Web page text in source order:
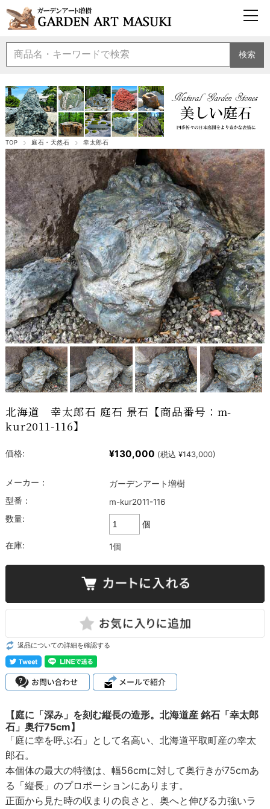
検索
TOP 庭石・天然石 幸太郎石
北海道 幸太郎石 庭石 景石【商品番号：m-
kur2011-116】
価格: ¥130,000 (税込 ¥143,000)
メーカー：
ガーデンアート増樹
型番：
m-kur2011-116
数量:
個
在庫: 1個
返品についての詳細を確認する
【庭に「深み」を刻む縦長の造形。北海道産 銘石「幸太郎
石」奥行75cm】
「庭に幸を呼ぶ石」として名高い、北海道平取町産の幸太
郎石。
本個体の最大の特徴は、幅56cmに対して奥行きが75cmあ
る「縦長」のプロポーションにあります。
正面から見た時の収まりの良さと、奥へと伸びる力強いラ